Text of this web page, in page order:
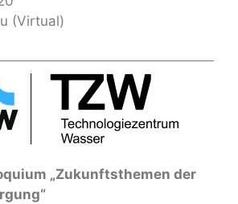
(Virtual)
„Zukunftsthemen der